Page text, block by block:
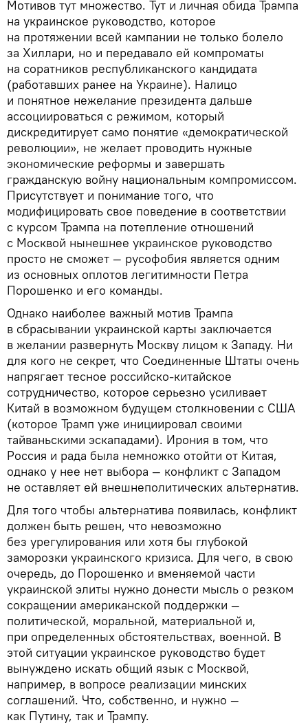
Мотивов тут множество. Тут и личная обида Трампа
на украинское руководство, которое
на протяжении всей кампании не только болело
за Хиллари, но и передавало ей компроматы
на соратников республиканского кандидата
(работавших ранее на Украине). Налицо
и понятное нежелание президента дальше
ассоциироваться с режимом, который
дискредитирует само понятие «демократической
революции», не желает проводить нужные
экономические реформы и завершать
гражданскую войну национальным компромиссом.
Присутствует и понимание того, что
модифицировать свое поведение в соответствии
с курсом Трампа на потепление отношений
с Москвой нынешнее украинское руководство
просто не сможет — русофобия является одним
из основных оплотов легитимности Петра
Порошенко и его команды.
Однако наиболее важный мотив Трампа
в сбрасывании украинской карты заключается
в желании развернуть Москву лицом к Западу. Ни
для кого не секрет, что Соединенные Штаты очень
напрягает тесное российско-китайское
сотрудничество, которое серьезно усиливает
Китай в возможном будущем столкновении с США
(которое Трамп уже инициировал своими
тайваньскими эскападами). Ирония в том, что
Россия и рада была немножко отойти от Китая,
однако у нее нет выбора — конфликт с Западом
не оставляет ей внешнеполитических альтернатив.
Для того чтобы альтернатива появилась, конфликт
должен быть решен, что невозможно
без урегулирования или хотя бы глубокой
заморозки украинского кризиса. Для чего, в свою
очередь, до Порошенко и вменяемой части
украинской элиты нужно донести мысль о резком
сокращении американской поддержки —
политической, моральной, материальной и,
при определенных обстоятельствах, военной. В
этой ситуации украинское руководство будет
вынуждено искать общий язык с Москвой,
например, в вопросе реализации минских
соглашений. Что, собственно, и нужно —
как Путину, так и Трампу.